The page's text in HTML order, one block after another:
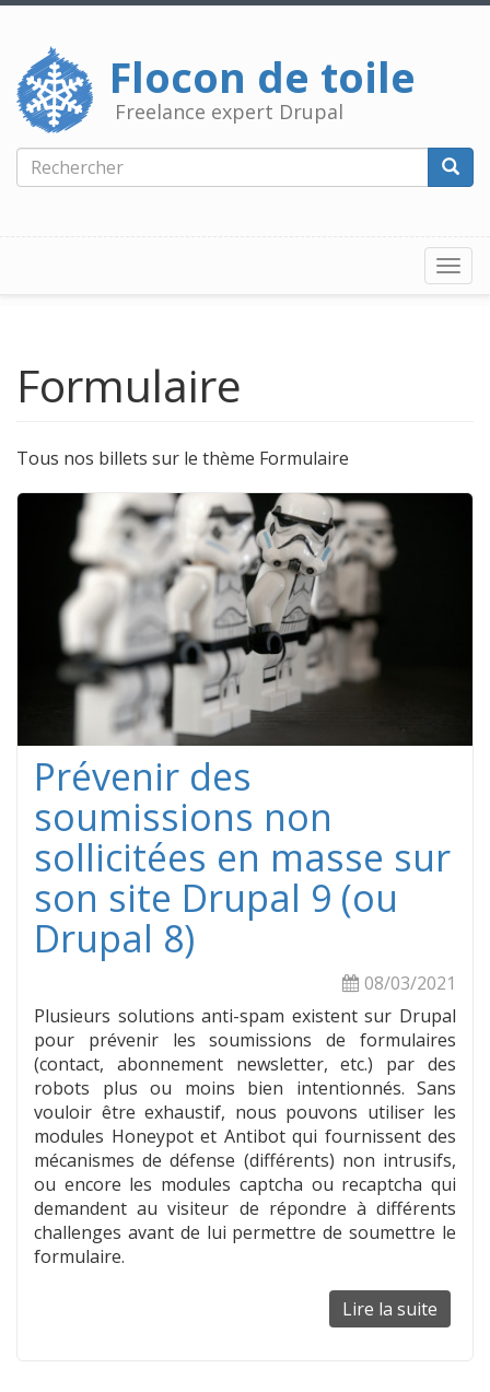
Aller
contenu
principal
Flocon de toile
Freelance expert Drupal
Rechercher
Formulaire
Tous nos billets sur le thème Formulaire
Prévenir des
soumissions non
sollicitées en masse sur
son site Drupal 9 (ou
Drupal 8)
08/03/2021
Plusieurs solutions anti-spam existent sur Drupal
pour prévenir les soumissions de formulaires
(contact, abonnement newsletter, etc.) par des
robots plus ou moins bien intentionnés. Sans
vouloir être exhaustif, nous pouvons utiliser les
modules Honeypot et Antibot qui fournissent des
mécanismes de défense (différents) non intrusifs,
ou encore les modules captcha ou recaptcha qui
demandent au visiteur de répondre à différents
challenges avant de lui permettre de soumettre le
formulaire.
Lire la suite